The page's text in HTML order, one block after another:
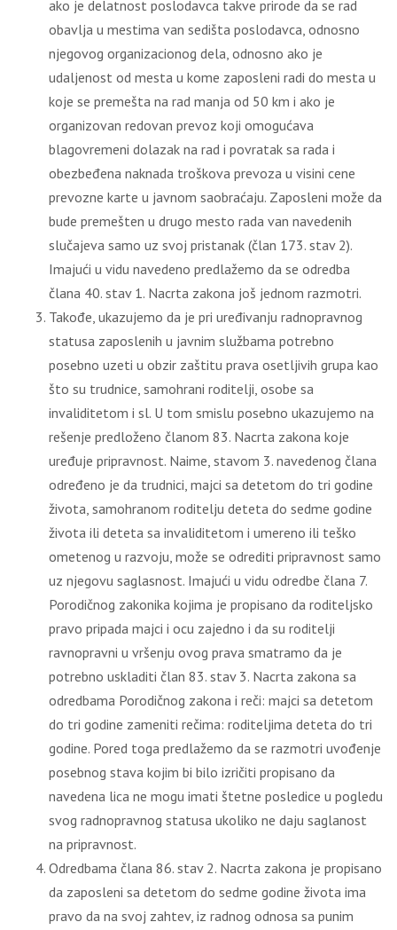
ako je delatnost poslodavca takve prirode da se rad
obavlјa u mestima van sedišta poslodavca, odnosno
njegovog organizacionog dela, odnosno ako je
udalјenost od mesta u kome zaposleni radi do mesta u
koje se premešta na rad manja od 50 km i ako je
organizovan redovan prevoz koji omogućava
blagovremeni dolazak na rad i povratak sa rada i
obezbeđena naknada troškova prevoza u visini cene
prevozne karte u javnom saobraćaju. Zaposleni može da
bude premešten u drugo mesto rada van navedenih
slučajeva samo uz svoj pristanak (član 173. stav 2).
Imajući u vidu navedeno predlažemo da se odredba
člana 40. stav 1. Nacrta zakona još jednom razmotri.
Takođe, ukazujemo da je pri uređivanju radnopravnog
statusa zaposlenih u javnim službama potrebno
posebno uzeti u obzir zaštitu prava osetlјivih grupa kao
što su trudnice, samohrani roditelјi, osobe sa
invaliditetom i sl. U tom smislu posebno ukazujemo na
rešenje predloženo članom 83. Nacrta zakona koje
uređuje pripravnost. Naime, stavom 3. navedenog člana
određeno je da trudnici, majci sa detetom do tri godine
života, samohranom roditelјu deteta do sedme godine
života ili deteta sa invaliditetom i umereno ili teško
ometenog u razvoju, može se odrediti pripravnost samo
uz njegovu saglasnost. Imajući u vidu odredbe člana 7.
Porodičnog zakonika kojima je propisano da roditelјsko
pravo pripada majci i ocu zajedno i da su roditelјi
ravnopravni u vršenju ovog prava smatramo da je
potrebno uskladiti član 83. stav 3. Nacrta zakona sa
odredbama Porodičnog zakona i reči: majci sa detetom
do tri godine zameniti rečima: roditelјima deteta do tri
godine. Pored toga predlažemo da se razmotri uvođenje
posebnog stava kojim bi bilo izričiti propisano da
navedena lica ne mogu imati štetne posledice u pogledu
svog radnopravnog statusa ukoliko ne daju saglanost
na pripravnost.
Odredbama člana 86. stav 2. Nacrta zakona je propisano
da zaposleni sa detetom do sedme godine života ima
pravo da na svoj zahtev, iz radnog odnosa sa punim